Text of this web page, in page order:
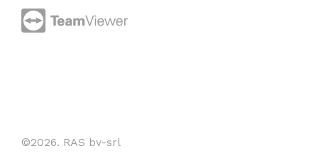
©2026. RAS bv-srl